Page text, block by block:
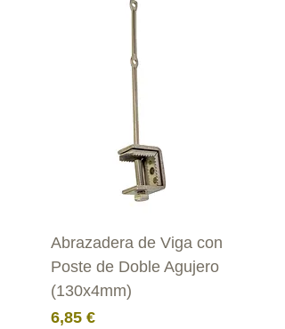
Abrazadera de Viga con
Poste de Doble Agujero
(130x4mm)
Precio
6,85 €